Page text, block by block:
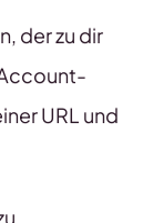
der zu dir
URL und